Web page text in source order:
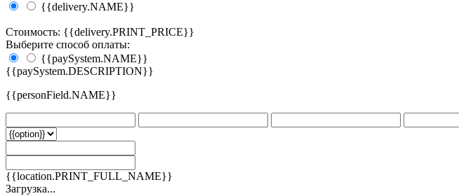
{{delivery.NAME}}
Стоимость: {{delivery.PRINT_PRICE}}
Выберите способ оплаты:
{{paySystem.NAME}}
{{paySystem.DESCRIPTION}}
{{personField.NAME}}
{{location.PRINT_FULL_NAME}}
Загрузка...